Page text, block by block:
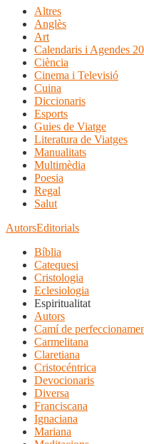
Altres
Anglès
Art
Calendaris i Agendes
Ciència
Cinema i Televisió
Cuina
Diccionaris
Esports
Guies de Viatge
Literatura de Viatges
Manualitats
Multimèdia
Poesia
Regal
Salut
AutorsEditorials
Bíblia
Catequesi
Cristologia
Eclesiologia
Espiritualitat
Autors
Camí de
Carmelitana
Claretiana
Cristocéntrica
Devocionaris
Diversa
Franciscana
Ignaciana
Mariana